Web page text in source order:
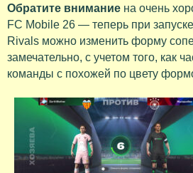
Обратите внимание на очень
FC Mobile 26 — теперь при
Rivals можно изменить форму
замечательно, с учетом того, как
команды с похожей по цвету